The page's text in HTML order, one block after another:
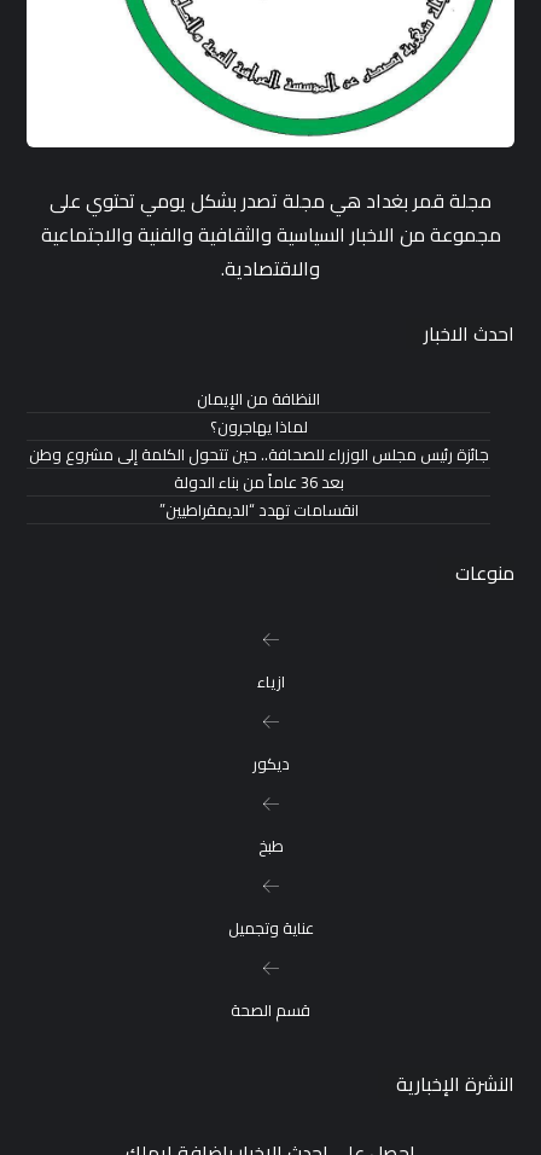
مجلة قمر بغداد هي مجلة تصدر بشكل يومي تحتوي على
مجموعة من الاخبار السياسية والثقافية والفنية والاجتماعية
والاقتصادية.
احدث الاخبار
النظافة من الإيمان
لماذا يهاجرون؟
جائزة رئيس مجلس الوزراء للصحافة.. حين تتحول الكلمة إلى مشروع وطن
بعد 36 عاماً من بناء الدولة
انقسامات تهدد “الديمقراطيين”
منوعات
ازياء
ديكور
طبخ
عناية وتجميل
قسم الصحة
النشرة الإخبارية